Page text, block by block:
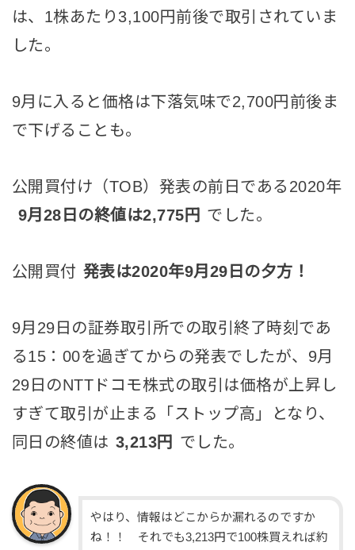
は、1株あたり3,100円前後で取引されていま
した。
9月に入ると価格は下落気味で2,700円前後ま
で下げることも。
公開買付け（TOB）発表の前日である2020年
9月28日の終値は2,775円 でした。
公開買付 発表は2020年9月29日の夕方！
9月29日の証券取引所での取引終了時刻であ
る15：00を過ぎてからの発表でしたが、9月
29日のNTTドコモ株式の取引は価格が上昇し
すぎて取引が止まる「ストップ高」となり、
同日の終値は 3,213円 でした。
やはり、情報はどこからか漏れるのですか
ね！！ それでも3,213円で100株買えれば約